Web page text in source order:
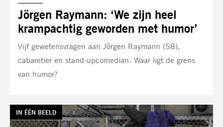
Jörgen Raymann: ‘We zijn heel
krampachtig geworden met humor’
Vijf gewetensvragen aan Jörgen Raymann (58),
cabaretier en stand-upcomedian. Waar ligt de grens
van humor?
TAG:
IN ÉÉN BEELD